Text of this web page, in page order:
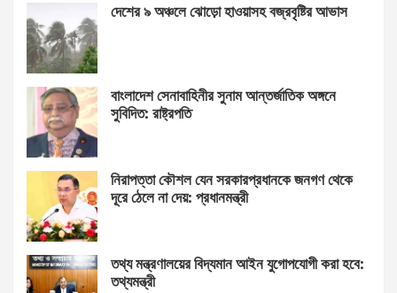
দেশের ৯ অঞ্চলে ঝোড়ো হাওয়াসহ বজ্রবৃষ্টির আভাস
বাংলাদেশ সেনাবাহিনীর সুনাম আন্তর্জাতিক অঙ্গনে
সুবিদিত: রাষ্ট্রপতি
নিরাপত্তা কৌশল যেন সরকারপ্রধানকে জনগণ থেকে
দূরে ঠেলে না দেয়: প্রধানমন্ত্রী
তথ্য মন্ত্রণালয়ের বিদ্যমান আইন যুগোপযোগী করা হবে:
তথ্যমন্ত্রী